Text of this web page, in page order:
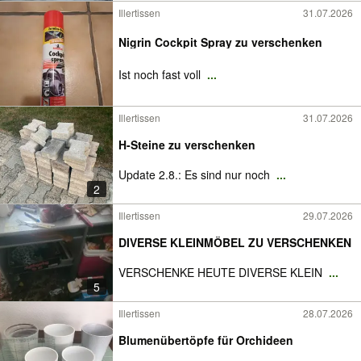
Illertissen 31.07.2026
Nigrin Cockpit Spray zu verschenken
Ist noch fast voll ...
2
Illertissen 31.07.2026
H-Steine zu verschenken
Update 2.8.: Es sind nur noch ...
5
Illertissen 29.07.2026
DIVERSE KLEINMÖBEL ZU VERSCHENKEN
VERSCHENKE HEUTE DIVERSE KLEIN ...
Illertissen 28.07.2026
Blumenübertöpfe für Orchideen